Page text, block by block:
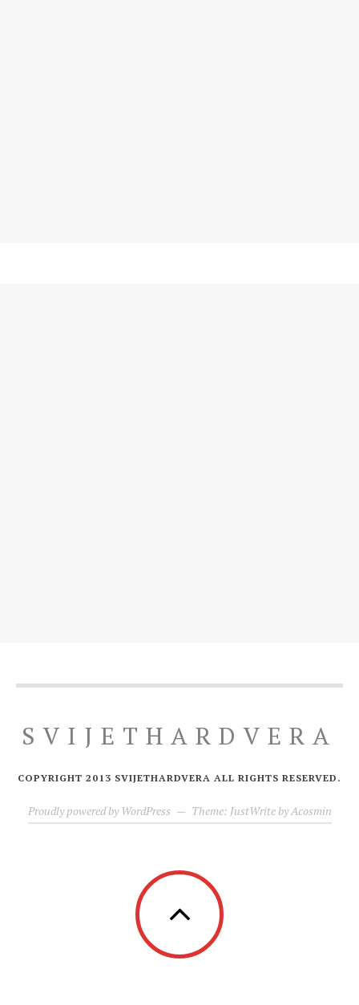
SVIJETHARDVERA
COPYRIGHT 2013 SVIJETHARDVERA ALL RIGHTS RESERVED.
Proudly powered by WordPress — Theme: JustWrite byAcosmin